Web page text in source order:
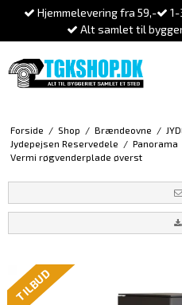
Hjemmelevering fra 59,-
Alt samlet til
Forside / Shop / Brændeovne /
Jydepejsen Reservedele / Panorama
Vermi røgvenderplade øverst
TILBUD